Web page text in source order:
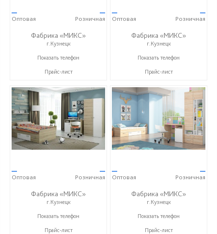
—
Оптовая
—
Розничная
Фабрика «МИКС»
г.Кузнецк
+7 (937) 423-36-37
Показать телефон
Прайс-лист
—
Оптовая
—
Розничная
Фабрика «МИКС»
г.Кузнецк
+7 (937) 423-36-37
Показать телефон
Прайс-лист
—
Оптовая
—
Розничная
Фабрика «МИКС»
г.Кузнецк
+7 (937) 423-36-37
Показать телефон
Прайс-лист
—
Оптовая
—
Розничная
Фабрика «МИКС»
г.Кузнецк
+7 (937) 423-36-37
Показать телефон
Прайс-лист